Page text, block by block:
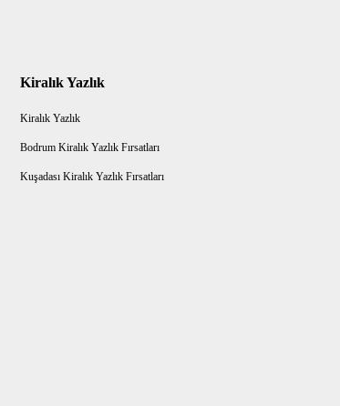
Kiralık Yazlık
Kiralık Yazlık
Bodrum Kiralık Yazlık Fırsatları
Kuşadası Kiralık Yazlık Fırsatları